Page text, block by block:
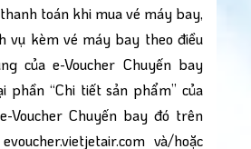
toán khi mua vé máy bay,
vụ kèm vé máy bay theo điều
của e-Voucher Chuyến bay
phần “Chi tiết sản phẩm” của
Voucher Chuyến bay đó trên
và/hoặc